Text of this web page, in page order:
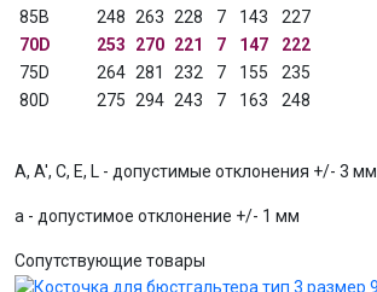
85В
248 263 228 7 143
227
70D
253 270 221 7 147
222
75D
264 281 232 7 155
235
80D
275 294 243 7 163 248
A, A', C, E, L - допустимые отклонения +/- 3 мм
a - допустимое отклонение +/- 1 мм
Сопутствующие товары